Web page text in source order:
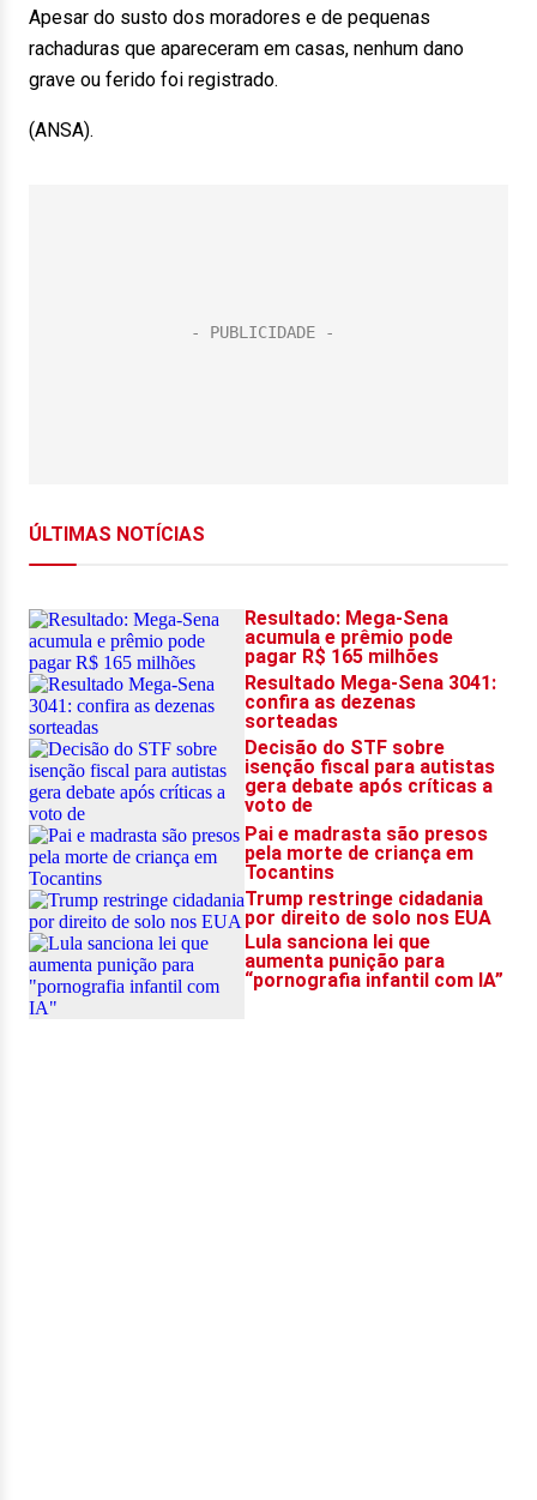
Apesar do susto dos moradores e de pequenas
rachaduras que apareceram em casas, nenhum dano
grave ou ferido foi registrado.
(ANSA).